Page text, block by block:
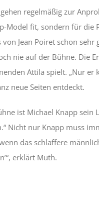
regelmäßig zur
Model fit, sondern für
Jean Poiret schon
nie auf der Bühne. Die
Attila spielt. „Nur
neue Seiten entdeckt.
ist Michael Knapp
Nicht nur Knapp muss
das schlaffere
erklärt Muth.